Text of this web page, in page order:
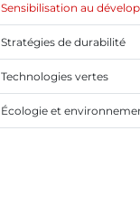
Sensibilisation au
Stratégies de durabilité
Technologies vertes
Écologie et